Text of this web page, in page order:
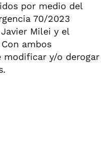
por medio del
70/2023
Milei y el
ambos
y/o derogar